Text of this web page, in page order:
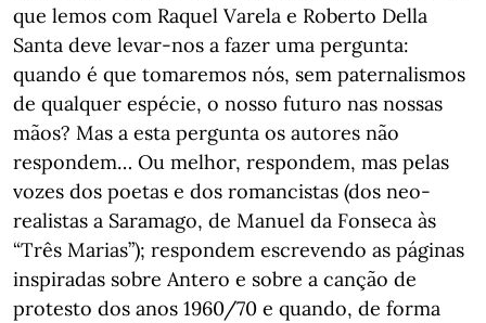
que lemos com Raquel Varela e Roberto Della
Santa deve levar-nos a fazer uma pergunta:
quando é que tomaremos nós, sem paternalismos
de qualquer espécie, o nosso futuro nas nossas
mãos? Mas a esta pergunta os autores não
respondem… Ou melhor, respondem, mas pelas
vozes dos poetas e dos romancistas (dos neo-
realistas a Saramago, de Manuel da Fonseca às
“Três Marias”); respondem escrevendo as páginas
inspiradas sobre Antero e sobre a canção de
protesto dos anos 1960/70 e quando, de forma